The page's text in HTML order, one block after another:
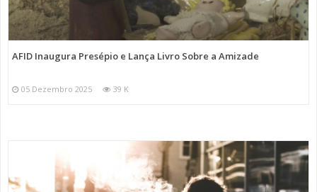
AFID Inaugura Presépio e Lança Livro Sobre a Amizade
05 Dezembro 2025 39 K